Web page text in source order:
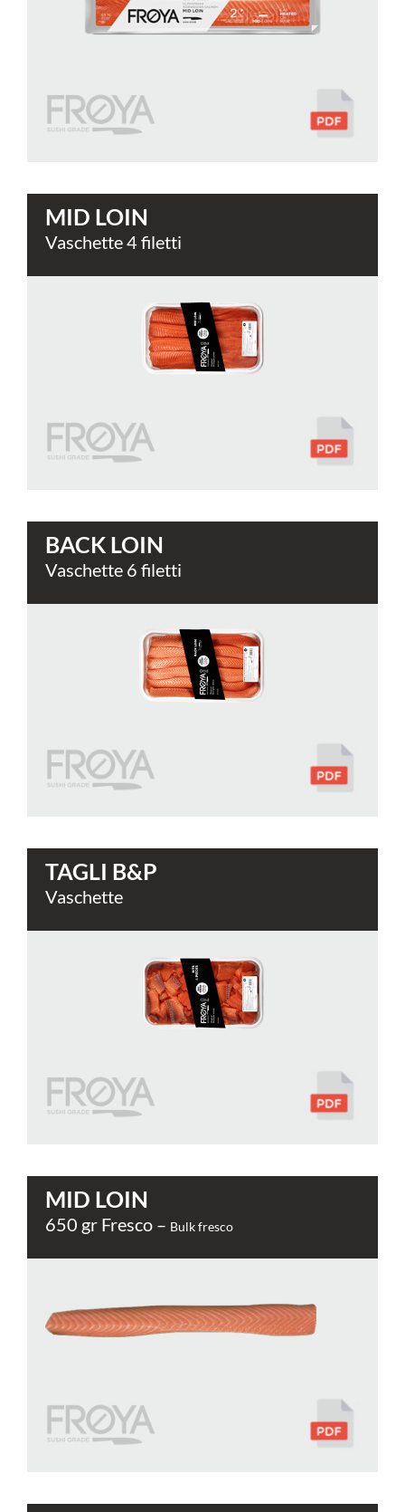
MID LOIN
Vaschette 4 filetti
BACK LOIN
Vaschette 6 filetti
TAGLI B&P
Vaschette
MID LOIN
650 gr Fresco – Bulk fresco